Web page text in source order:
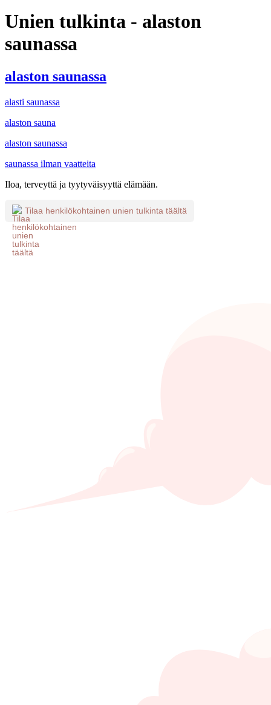
Unien tulkinta - alaston
saunassa
alaston saunassa
alasti saunassa
alaston sauna
alaston saunassa
saunassa ilman vaatteita
Iloa, terveyttä ja tyytyväisyyttä elämään.
Tilaa henkilökohtainen unien tulkinta täältä